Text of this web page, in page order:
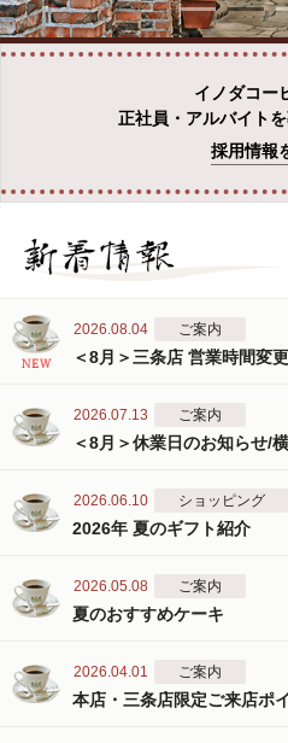
イノダコー
正社員・アルバイト
採用情報
2026.08.04 ご案内
＜8月＞三条店 営業時間変
2026.07.13 ご案内
＜8月＞休業日のお知らせ/
2026.06.10 ショッピング
2026年 夏のギフト紹介
2026.05.08 ご案内
夏のおすすめケーキ
2026.04.01 ご案内
本店・三条店限定ご来店ポ